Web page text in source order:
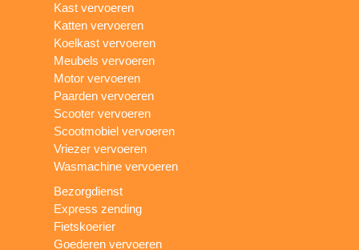
Kast vervoeren
Katten vervoeren
Koelkast vervoeren
Meubels vervoeren
Motor vervoeren
Paarden vervoeren
Scooter vervoeren
Scootmobiel vervoeren
Vriezer vervoeren
Wasmachine vervoeren
Bezorgdienst
Express zending
Fietskoerier
Goederen vervoeren